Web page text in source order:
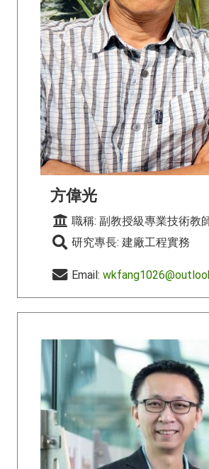
方偉光
職稱: 副教授級專業技術教
研究專長: 建廠工程實務
Email: